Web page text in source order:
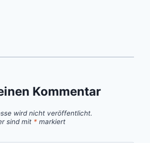
Kommentar
wird nicht veröffentlicht.
sind mit * markiert